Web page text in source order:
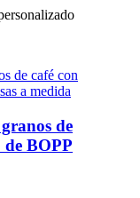
de
BOPP